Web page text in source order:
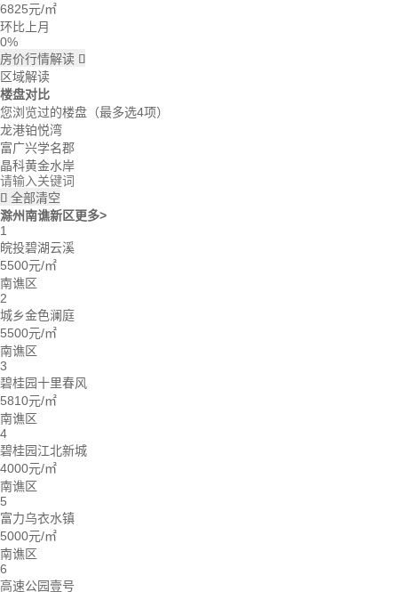
蓝天：上周我已经签合同了。
雪花飘飘：好的呢。
6825元/㎡
环比上月
0%
房价行情解读 
区域解读
楼盘对比
您浏览过的楼盘 （最多选4项）
龙港铂悦湾
富广兴学名郡
晶科黄金水岸
 全部清空
滁州南谯新区更多>
1
皖投碧湖云溪
5500元/㎡
南谯区
2
城乡金色澜庭
5500元/㎡
南谯区
3
碧桂园十里春风
5810元/㎡
南谯区
4
碧桂园江北新城
4000元/㎡
南谯区
5
富力乌衣水镇
5000元/㎡
南谯区
6
高速公园壹号